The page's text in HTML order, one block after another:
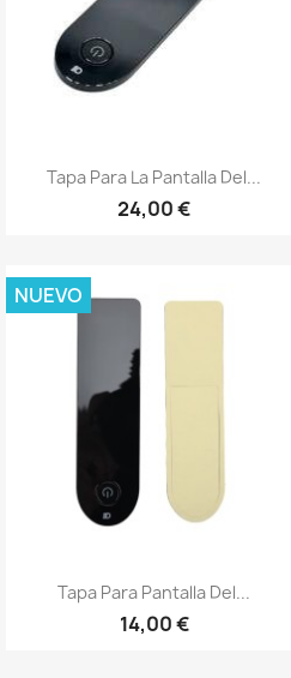
Vista rápida
Tapa Para La Pantalla Del...
24,00 €
Vista rápida
Tapa Para Pantalla Del...
14,00 €
NUEVO